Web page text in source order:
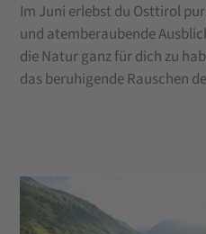
Im Juni erlebst du Osttirol
und atemberaubende
die Natur ganz für dich zu
das beruhigende Rauschen